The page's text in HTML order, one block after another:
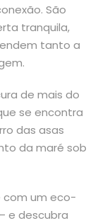
São
tranquila,
tanto a
de mais do
se encontra
das asas
da maré sob
com um eco-
– e descubra